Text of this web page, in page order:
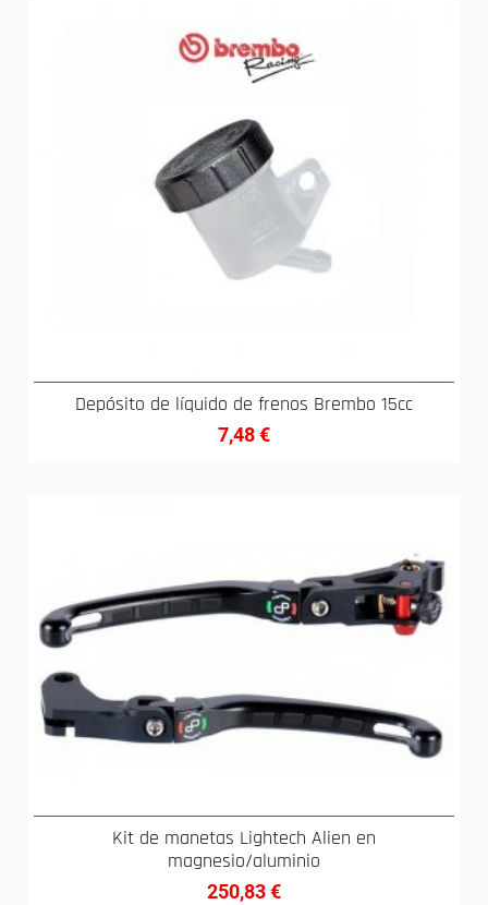
Depósito de líquido de frenos Brembo 15cc
7,48€
Kit de manetas Lightech Alien en
magnesio/aluminio
250,83€